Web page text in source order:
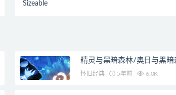
Sizeable
精灵与黑暗森林/奥日与黑暗
怀旧经典 5年前 6.0K